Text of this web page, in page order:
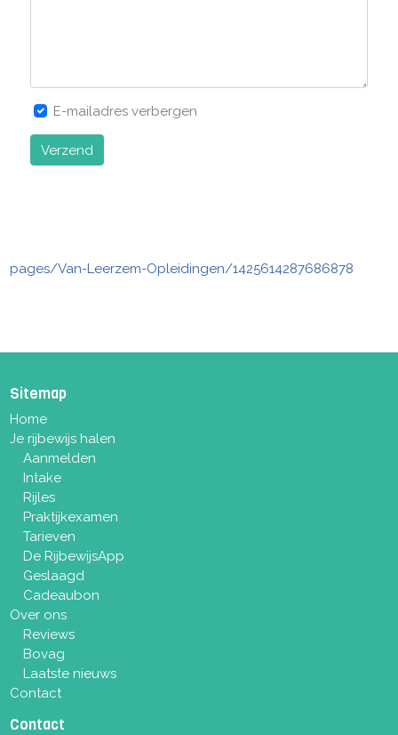
E-mailadres verbergen
Verzend
pages/Van-Leerzem-Opleidingen/1425614287686878
Sitemap
Home
Je rijbewijs halen
Aanmelden
Intake
Rijles
Praktijkexamen
Tarieven
De RijbewijsApp
Geslaagd
Cadeaubon
Over ons
Reviews
Bovag
Laatste nieuws
Contact
Contact